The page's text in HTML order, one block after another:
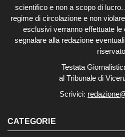
scientifico e non a scopo di
regime di circolazione e non
esclusivi verranno effettuate le
segnalare alla redazione
Testata
al Tribunale di
Scrivici:
CATEGORIE